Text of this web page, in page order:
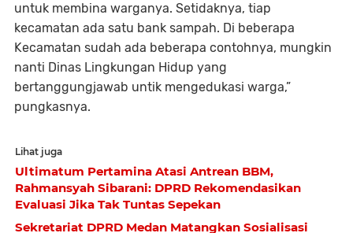
untuk membina warganya. Setidaknya, tiap
kecamatan ada satu bank sampah. Di beberapa
Kecamatan sudah ada beberapa contohnya, mungkin
nanti Dinas Lingkungan Hidup yang
bertanggungjawab untik mengedukasi warga,”
pungkasnya.
Lihat juga
Ultimatum Pertamina Atasi Antrean BBM,
Rahmansyah Sibarani: DPRD Rekomendasikan
Evaluasi Jika Tak Tuntas Sepekan
Sekretariat DPRD Medan Matangkan Sosialisasi